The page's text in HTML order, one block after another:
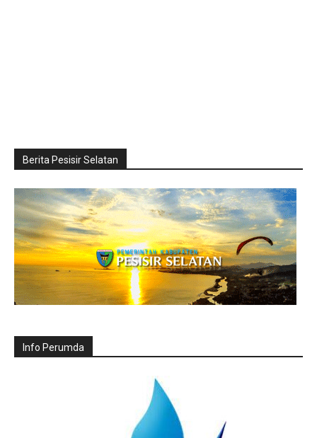
Berita Pesisir Selatan
Info Perumda